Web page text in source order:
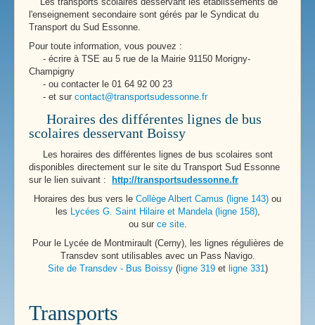
l'enseignement secondaire sont gérés par le Syndicat du
Transport du Sud Essonne.
Pour toute information, vous pouvez :
- écrire à TSE au 5 rue de la Mairie 91150 Morigny-
Champigny
- ou contacter le 01 64 92 00 23
- et sur contact@transportsudessonne.fr
Horaires des différentes lignes de bus
scolaires desservant Boissy
Les horaires des différentes lignes de bus scolaires sont
disponibles directement sur le site du Transport Sud Essonne
sur le lien suivant :
http://transportsudessonne.fr
Horaires des bus vers le Collège Albert Camus (ligne 143) ou
les
Lycées G. Saint Hilaire et Mandela (ligne 158),
ou sur ce site.
Pour le Lycée de Montmirault (Cerny), les lignes régulières de
Transdev sont utilisables avec un Pass Navigo.
Site de Transdev - Bus Boissy(ligne 319et ligne 331 )
Transports